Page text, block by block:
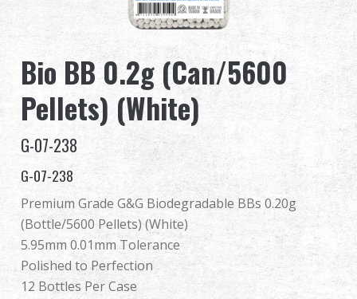
關於怪怪
活動與報導
登入
繁體中文 English (US)
Français 日本語
Bio BB 0.2g (Can/5600
Pellets) (White)
G-07-238
G-07-238
Premium Grade G&G Biodegradable BBs 0.20g
(Bottle/5600 Pellets) (White)
5.95mm 0.01mm Tolerance
Polished to Perfection
12 Bottles Per Case